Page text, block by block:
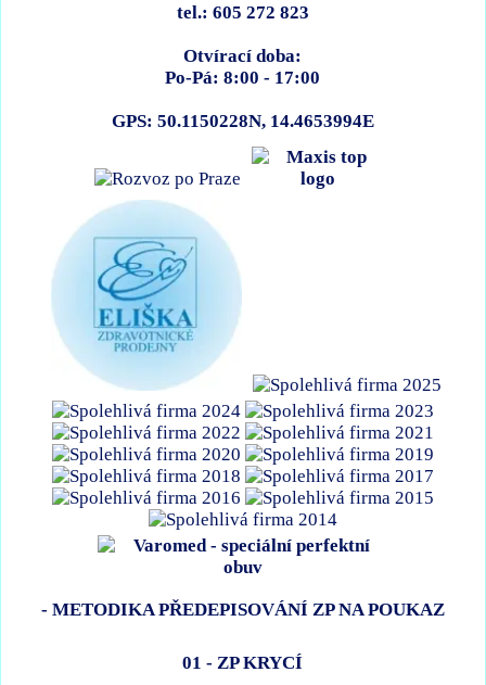
tel.: 605 272 823
Otvírací doba:
Po-Pá: 8:00 - 17:00
GPS: 50.1150228N, 14.4653994E
- METODIKA PŘEDEPISOVÁNÍ ZP NA POUKAZ
01 - ZP KRYCÍ